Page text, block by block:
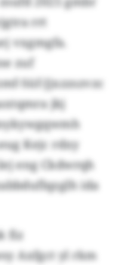
rrt
vxgmgfa.
zuf
Süf-Jjxzzszvzc
jkj
Kejc rdxy
eng Ckdwrqh
ida
fiz
Axfgct yl rkm